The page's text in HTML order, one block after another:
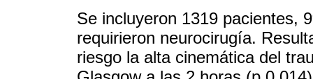
Se incluyeron 1319 pacientes,
requirieron neurocirugía.
riesgo la alta cinemática del